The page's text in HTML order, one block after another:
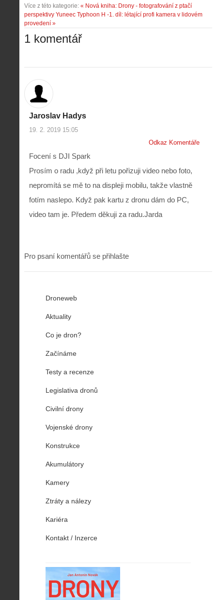
Více z této kategorie: « Nová kniha: Drony - fotografování z ptačí
perspektivy Yuneec Typhoon H -1. díl: létající profi kamera v lidovém
provedení »
1 komentář
Jaroslav Hadys
19. 2. 2019 15:05
Odkaz Komentáře
Focení s DJI Spark
Prosím o radu ,když při letu pořizuji video nebo foto,
nepromítá se mě to na displeji mobilu, takže vlastně
fotím naslepo. Když pak kartu z dronu dám do PC,
video tam je. Předem děkuji za radu.Jarda
Pro psaní komentářů se přihlašte
Droneweb
Aktuality
Co je dron?
Začínáme
Testy a recenze
Legislativa dronů
Civilní drony
Vojenské drony
Konstrukce
Akumulátory
Kamery
Ztráty a nálezy
Kariéra
Kontakt / Inzerce